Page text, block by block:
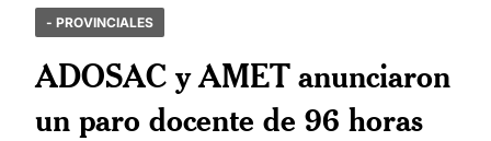
- PROVINCIALES
ADOSAC y AMET anunciaron
un paro docente de 96 horas